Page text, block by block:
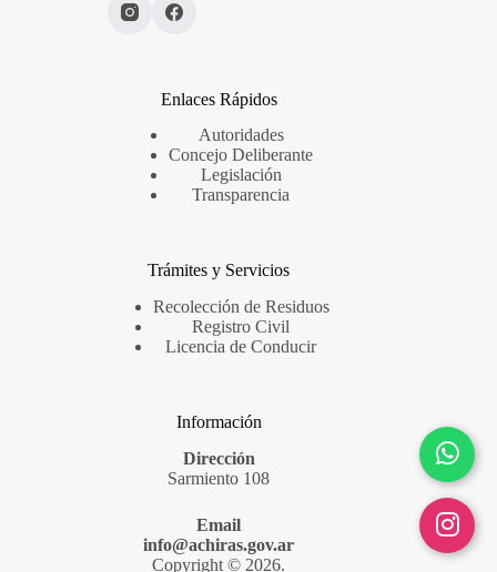
Enlaces Rápidos
Autoridades
Concejo Deliberante
Legislación
Transparencia
Trámites y Servicios
Recolección de Residuos
Registro Civil
Licencia de Conducir
Información
Dirección
Sarmiento 108
Email
info@achiras.gov.ar
Copyright © 2026.